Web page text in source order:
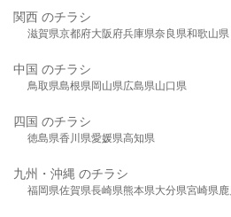
関西 のチラシ
滋賀県京都府大阪府兵庫県奈良県和歌山県
中国 のチラシ
鳥取県島根県岡山県広島県山口県
四国 のチラシ
徳島県香川県愛媛県高知県
九州・沖縄 のチラシ
福岡県佐賀県長崎県熊本県大分県宮崎県